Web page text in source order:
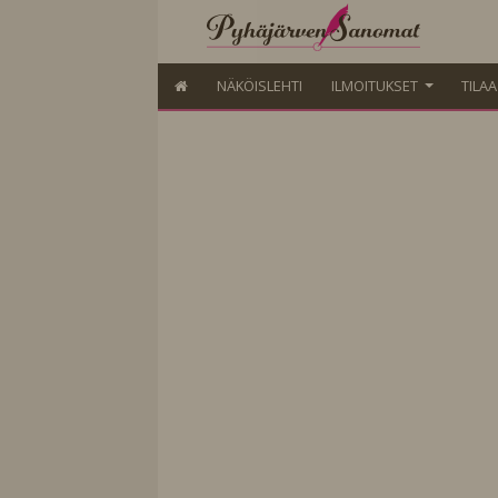
NÄKÖISLEHTI ILMOITUKSET